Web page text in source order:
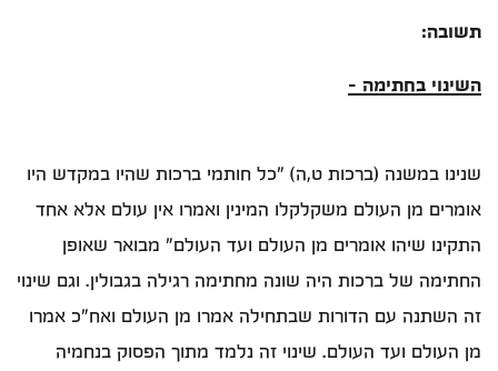
תשובה:
השינוי בחתימה -
שנינו במשנה (ברכות ט,ה) "כל חותמי ברכות שהיו במקדש היו
אומרים מן העולם משקלקלו המינין ואמרו אין עולם אלא אחד
התקינו שיהו אומרים מן העולם ועד העולם" מבואר שאופן
החתימה של ברכות היה שונה מחתימה רגילה בגבולין. וגם שינוי
זה השתנה עם הדורות שבתחילה אמרו מן העולם ואח"כ אמרו
מן העולם ועד העולם. שינוי זה נלמד מתוך הפסוק בנחמיה